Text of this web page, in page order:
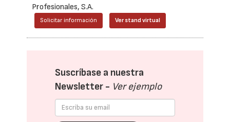
Profesionales, S.A.
Solicitar información Ver stand virtual
Suscríbase a nuestra
Newsletter - Ver ejemplo